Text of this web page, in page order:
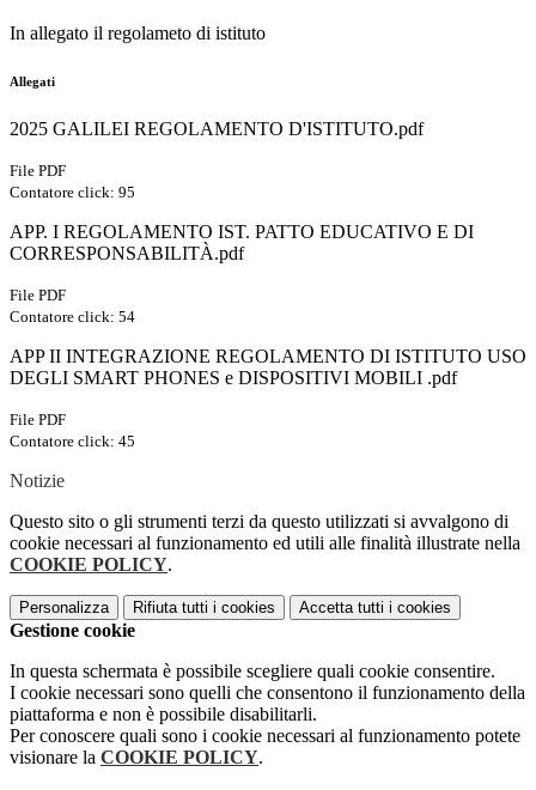
In allegato il regolameto di istituto
Allegati
2025 GALILEI REGOLAMENTO D'ISTITUTO.pdf
File PDF
Contatore click: 95
APP. I REGOLAMENTO IST. PATTO EDUCATIVO E DI
CORRESPONSABILITÀ.pdf
File PDF
Contatore click: 54
APP II INTEGRAZIONE REGOLAMENTO DI ISTITUTO USO
DEGLI SMART PHONES e DISPOSITIVI MOBILI .pdf
File PDF
Contatore click: 45
Notizie
Questo sito o gli strumenti terzi da questo utilizzati si avvalgono di
cookie necessari al funzionamento ed utili alle finalità illustrate nella
COOKIE POLICY.
Personalizza Rifiuta tutti i cookies Accetta tutti i cookies
Gestione cookie
In questa schermata è possibile scegliere quali cookie consentire.
I cookie necessari sono quelli che consentono il funzionamento della
piattaforma e non è possibile disabilitarli.
Per conoscere quali sono i cookie necessari al funzionamento potete
visionare la COOKIE POLICY.